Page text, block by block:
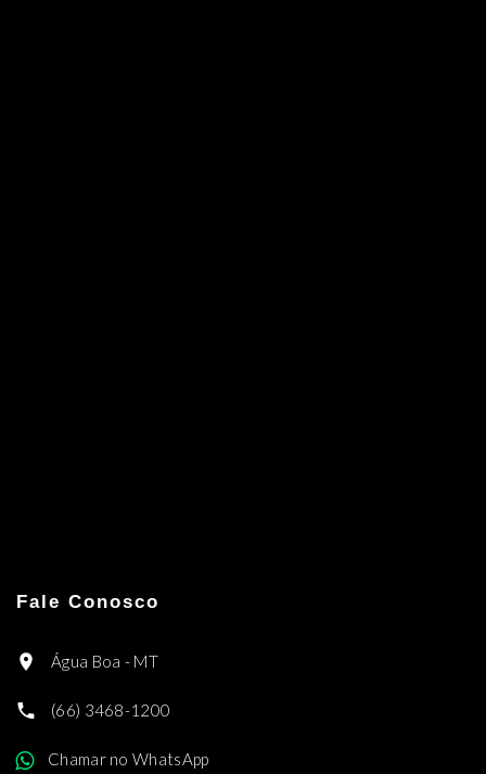
Fale Conosco
Água Boa - MT
(66) 3468-1200
Chamar no WhatsApp